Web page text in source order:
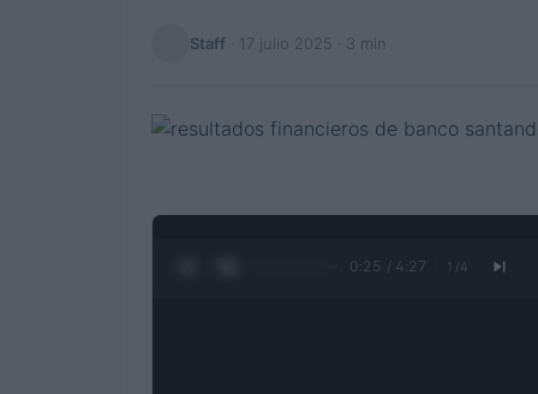
Staff 17 julio 2025 · 3 min
0:26 / 4:27 1 /4